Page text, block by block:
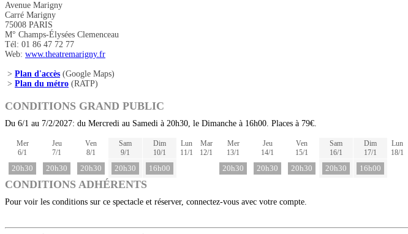
Avenue Marigny
Carré Marigny
75008 PARIS
M° Champs-Élysées Clemenceau
Tél: 01 86 47 72 77
Web: www.theatremarigny.fr
> Plan d'accès (Google Maps)
> Plan du métro (RATP)
CONDITIONS GRAND PUBLIC
Du 6/1 au 7/2/2027: du Mercredi au Samedi à 20h30, le Dimanche à 16h00. Places à 79€.
Mer
6/1
Jeu
7/1
Ven
8/1
Sam
9/1
Dim
10/1
Lun
11/1
Mar
12/1
Mer
13/1
Jeu
14/1
Ven
15/1
Sam
16/1
Dim
17/1
Lun
18/1
20h30 20h30 20h30 20h30 16h00 20h30 20h30 20h30 20h30 16h00
CONDITIONS ADHÉRENTS
Pour voir les conditions sur ce spectacle et réserver, connectez-vous avec votre compte.